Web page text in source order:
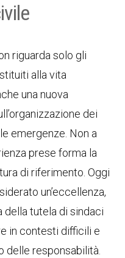
riguarda solo gli
alla vita
una nuova
dei
emergenze. Non a
prese forma la
di riferimento. Oggi
un’eccellenza,
della tutela di sindaci
in contesti difficili e
responsabilità.